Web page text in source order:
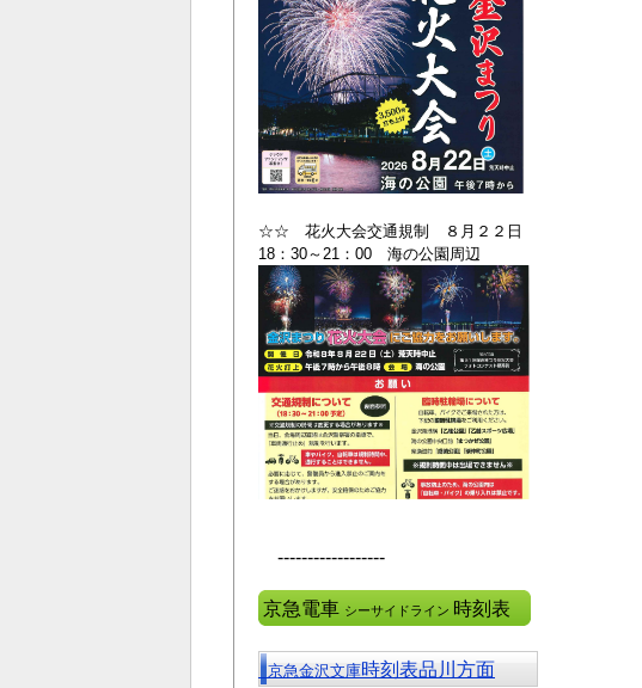
☆☆ 花火大会交通規制 ８月２２日
18：30～21：00 海の公園周辺
------------------
京急電車 シーサイドライン 時刻表
京急金沢文庫時刻表品川方面